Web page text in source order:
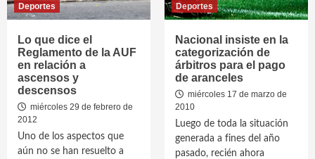
Deportes
Lo que dice el
Reglamento de la AUF
en relación a
ascensos y
descensos
miércoles 29 de febrero de
2012
Uno de los aspectos que
aún no se han resuelto a
Deportes
Nacional insiste en la
categorización de
árbitros para el pago
de aranceles
miércoles 17 de marzo de
2010
Luego de toda la situación
generada a fines del año
pasado, recién ahora